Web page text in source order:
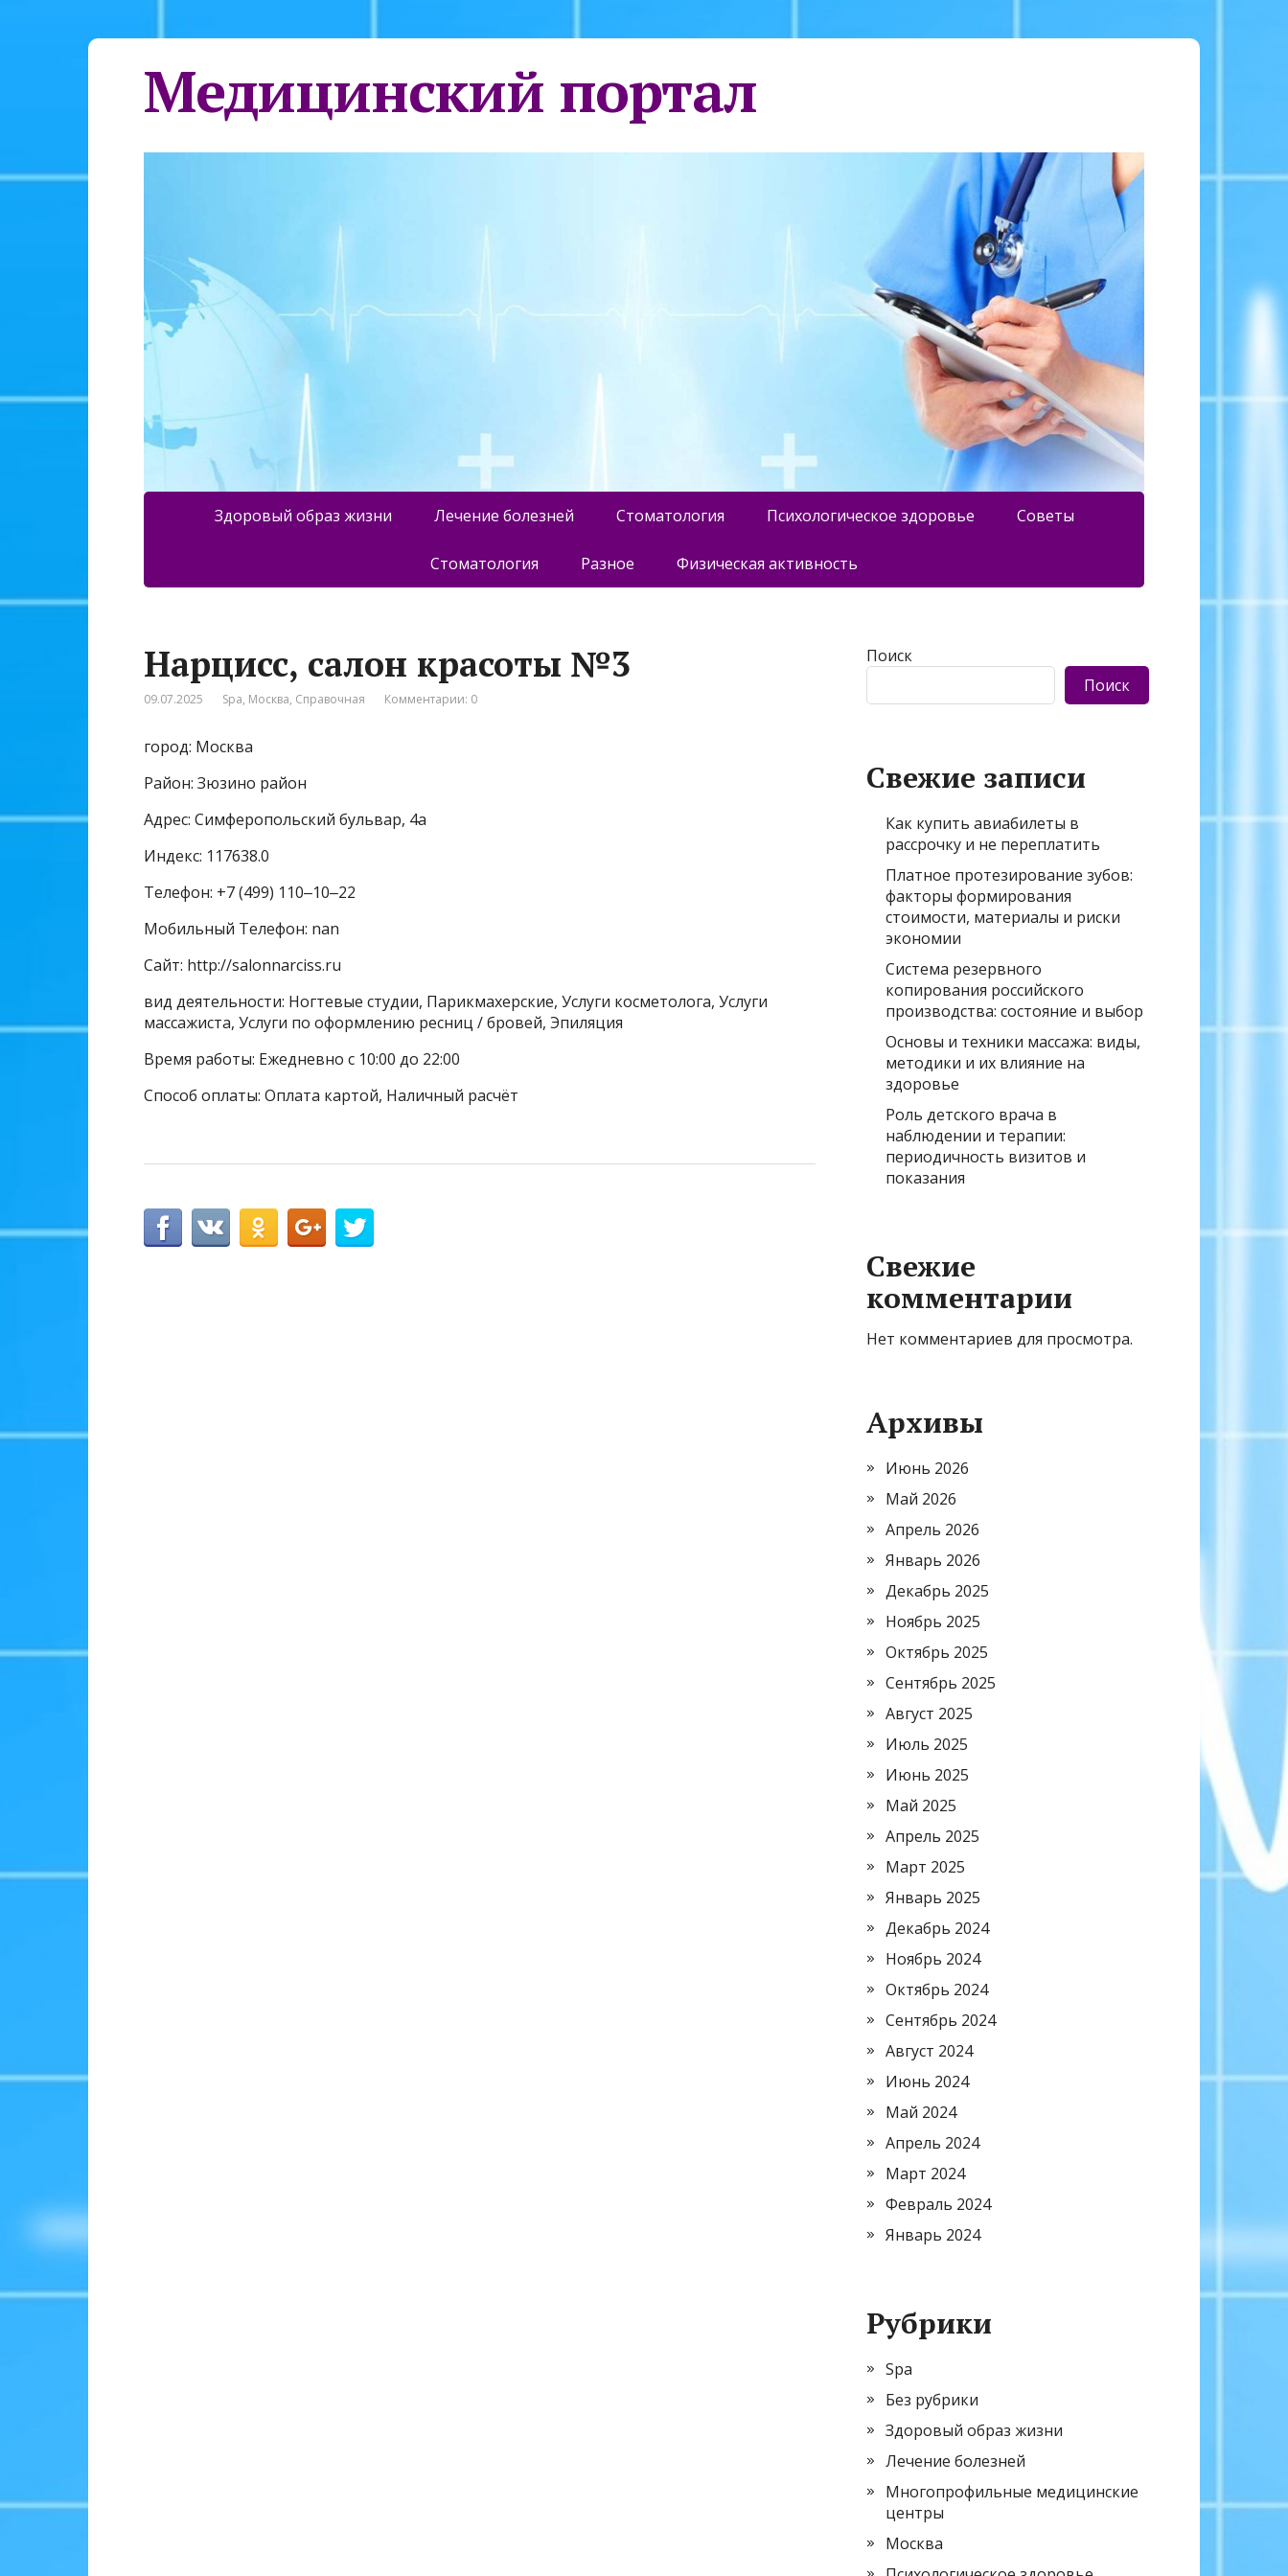
Медицинский портал
Здоровый образ жизни Лечение болезней Стоматология Психологическое здоровье Советы
Стоматология Разное Физическая активность
Нарцисс, салон красоты №3
09.07.2025 Spa, Москва, Справочная Комментарии: 0
город: Москва
Район: Зюзино район
Адрес: Симферопольский бульвар, 4а
Индекс: 117638.0
Телефон: +7 (499) 110‒10‒22
Мобильный Телефон: nan
Сайт: http://salonnarciss.ru
вид деятельности: Ногтевые студии, Парикмахерские, Услуги косметолога, Услуги
массажиста, Услуги по оформлению ресниц / бровей, Эпиляция
Время работы: Ежедневно с 10:00 до 22:00
Способ оплаты: Оплата картой, Наличный расчёт
Поиск
Поиск
Свежие записи
Как купить авиабилеты в
рассрочку и не переплатить
Платное протезирование зубов:
факторы формирования
стоимости, материалы и риски
экономии
Система резервного
копирования российского
производства: состояние и выбор
Основы и техники массажа: виды,
методики и их влияние на
здоровье
Роль детского врача в
наблюдении и терапии:
периодичность визитов и
показания
Свежие
комментарии
Нет комментариев для просмотра.
Архивы
Июнь 2026
Май 2026
Апрель 2026
Январь 2026
Декабрь 2025
Ноябрь 2025
Октябрь 2025
Сентябрь 2025
Август 2025
Июль 2025
Июнь 2025
Май 2025
Апрель 2025
Март 2025
Январь 2025
Декабрь 2024
Ноябрь 2024
Октябрь 2024
Сентябрь 2024
Август 2024
Июнь 2024
Май 2024
Апрель 2024
Март 2024
Февраль 2024
Январь 2024
Рубрики
Spa
Без рубрики
Здоровый образ жизни
Лечение болезней
Многопрофильные медицинские
центры
Москва